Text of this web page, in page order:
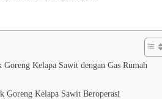
Kelapa Sawit dengan Gas Rumah
Goreng Kelapa Sawit Beroperasi